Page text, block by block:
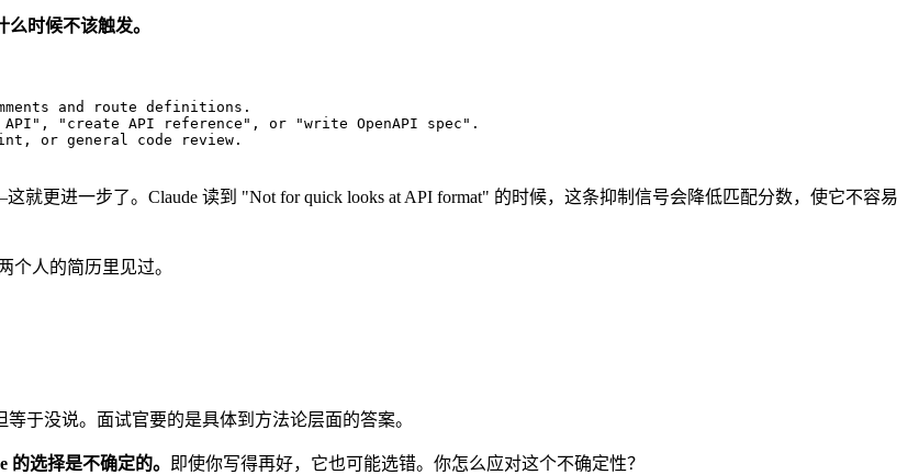
时候不该触发。
and route definitions.
"create API reference", or "write OpenAPI spec".
or general code review.
更进一步了。Claude 读到 "Not for quick looks at API format" 的时候，这条抑制信号会降低匹配分数，使它不容易
个人的简历里见过。
于没说。面试官要的是具体到方法论层面的答案。
的选择是不确定的。 即使你写得再好，它也可能选错。你怎么应对这个不确定性？